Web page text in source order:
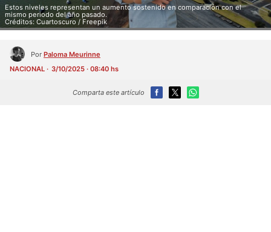
Estos niveles representan un aumento sostenido en comparación con el
mismo periodo del año pasado.
Créditos: Cuartoscuro / Freepik
Por Paloma Meurinne
NACIONAL
3/10/2025 · 08:40 hs
Comparta este artículo